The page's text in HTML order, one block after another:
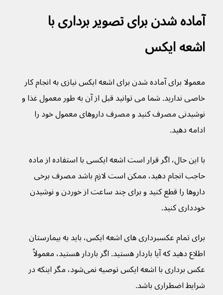
آماده شدن برای تصویر برداری با
اشعه ایکس
معمولا برای آماده شدن برای اشعه ایکس نیازی به انجام کار
خاصی ندارید. شما می توانید قبل از آن به طور معمول غذا و
نوشیدنی مصرف کنید و مصرف داروهای معمول خود را
ادامه دهید.
با این حال، اگر قرار است اشعه ایکسی با استفاده از ماده
حاجب انجام دهید، ممکن است لازم باشد مصرف برخی
داروها را قطع کنید و برای چند ساعت از خوردن و نوشیدن
خودداری کنید.
برای تمام عکسبرداری های اشعه ایکس، باید به بیمارستان
اطلاع دهید که آیا باردار هستید. اگر باردار هستید، معمولاً
عکس برداری با اشعه ایکس توصیه نمی‌شود، مگر اینکه در
شرایط اضطراری باشد.